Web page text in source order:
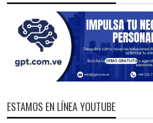
ESTAMOS EN LÍNEA YOUTUBE